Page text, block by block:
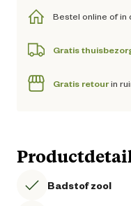
Bestel online of in
Gratis
Gratis retourin
Badstof zool